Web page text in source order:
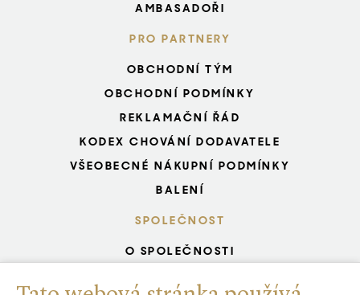
AMBASADOŘI
PRO PARTNERY
OBCHODNÍ TÝM
OBCHODNÍ PODMÍNKY
REKLAMAČNÍ ŘÁD
KODEX CHOVÁNÍ DODAVATELE
VŠEOBECNÉ NÁKUPNÍ PODMÍNKY
BALENÍ
SPOLEČNOST
O SPOLEČNOSTI